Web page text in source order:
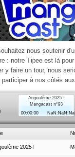
nous soutenir
: notre Tipee est là
y faire un tour, nous
participer à nos côtés
Angoulême 2025 !
Mangacast n°93
00:00:00
2025 !